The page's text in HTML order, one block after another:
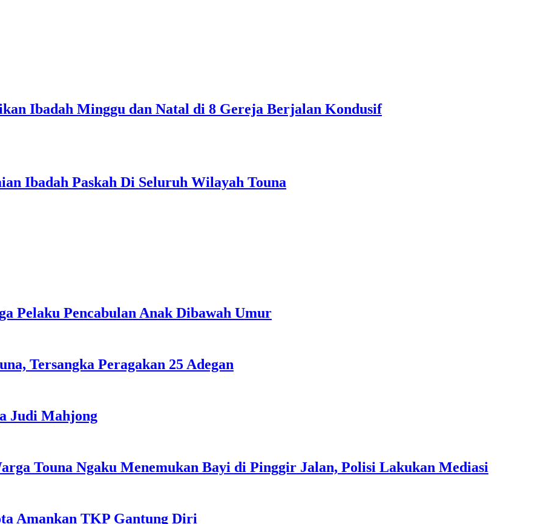
Ibadah Minggu dan Natal di 8 Gereja Berjalan Kondusif
Ibadah Paskah Di Seluruh Wilayah Touna
Pelaku Pencabulan Anak Dibawah Umur
Tersangka Peragakan 25 Adegan
Judi Mahjong
Touna Ngaku Menemukan Bayi di Pinggir Jalan, Polisi Lakukan Mediasi
Amankan TKP Gantung Diri